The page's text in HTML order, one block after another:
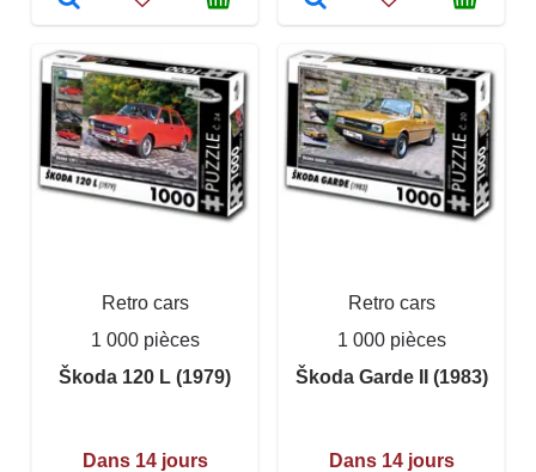
Retro cars
1 000 pièces
Škoda 120 L (1979)
Dans 14 jours
Retro cars
1 000 pièces
Škoda Garde II (1983)
Dans 14 jours